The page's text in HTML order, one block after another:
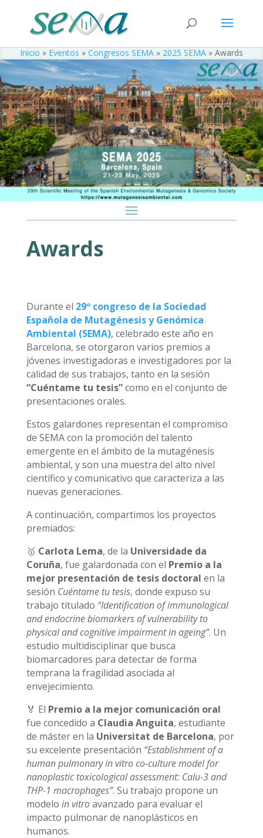
Inicio » Eventos » Congresos SEMA » 2025 SEMA » Awards
Awards
Durante el 29º congreso de la Sociedad
Española de Mutagénesis y Genómica
Ambiental (SEMA), celebrado este año en
Barcelona, se otorgaron varios premios a
jóvenes investigadoras e investigadores por la
calidad de sus trabajos, tanto en la sesión
“Cuéntame tu tesis”como en el conjunto de
presentaciones orales.
Estos galardones representan el compromiso
de SEMA con la promoción del talento
emergente en el ámbito de la mutagénesis
ambiental, y son una muestra del alto nivel
científico y comunicativo que caracteriza a las
nuevas generaciones.
A continuación, compartimos los proyectos
premiados:
🥇 Carlota Lema, de la Universidade da
Coruña, fue galardonada con el Premio a la
mejor presentación de tesis doctoral en la
sesión Cuéntame tu tesis, donde expuso su
trabajo titulado “Identification of immunological
and endocrine biomarkers of vulnerability to
physical and cognitive impairment in ageing”. Un
estudio multidisciplinar que busca
biomarcadores para detectar de forma
temprana la fragilidad asociada al
envejecimiento.
🏅 El Premio a la mejor comunicación oral
fue concedido a Claudia Anguita, estudiante
de máster en la Universitat de Barcelona, por
su excelente presentación “Establishment of a
human pulmonary in vitro co-culture model for
nanoplastic toxicological assessment: Calu-3 and
THP-1 macrophages”. Su trabajo propone un
modelo in vitroavanzado para evaluar el
impacto pulmonar de nanoplásticos en
humanos.